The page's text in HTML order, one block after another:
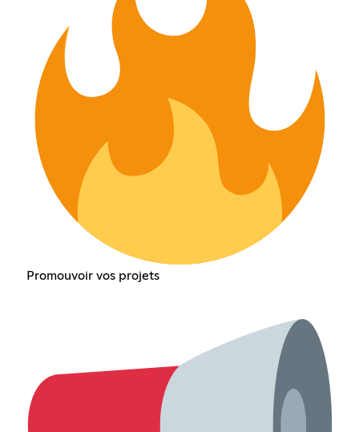
Promouvoir vos projets